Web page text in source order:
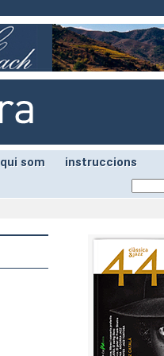
qui som instruccions